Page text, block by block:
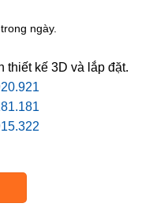
ngày.
thiết kế 3D và lắp đặt.